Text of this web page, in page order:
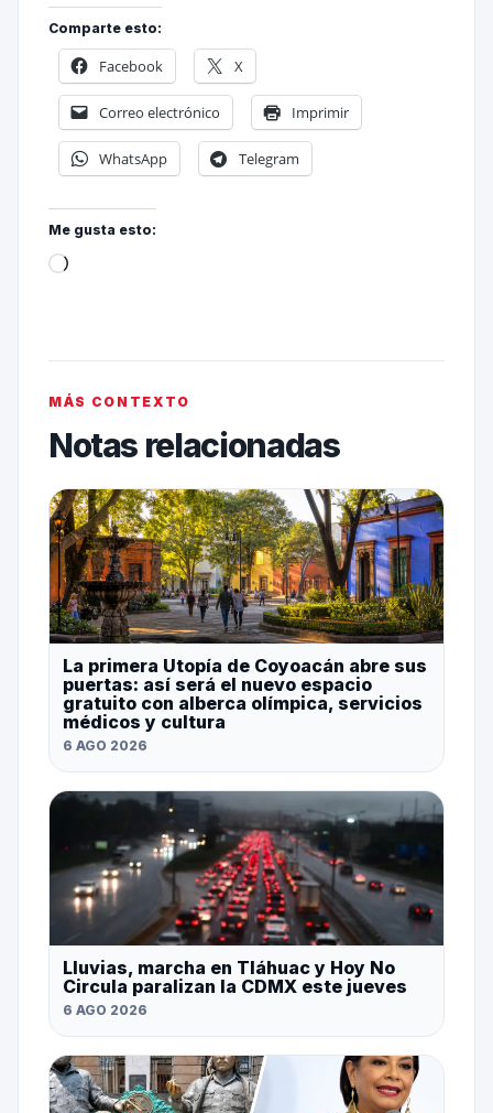
Comparte esto:
Facebook X
Correo electrónico Imprimir
WhatsApp Telegram
Me gusta esto:
MÁS CONTEXTO
Notas relacionadas
La primera Utopía de Coyoacán abre sus
puertas: así será el nuevo espacio
gratuito con alberca olímpica, servicios
médicos y cultura
6 AGO 2026
Lluvias, marcha en Tláhuac y Hoy No
Circula paralizan la CDMX este jueves
6 AGO 2026